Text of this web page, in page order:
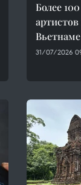
Более
31/07/2026